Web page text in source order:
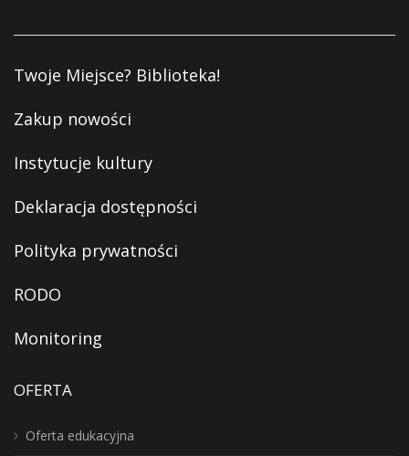
Twoje Miejsce? Biblioteka!
Zakup nowości
Instytucje kultury
Deklaracja dostępności
Polityka prywatności
RODO
Monitoring
OFERTA
Oferta edukacyjna